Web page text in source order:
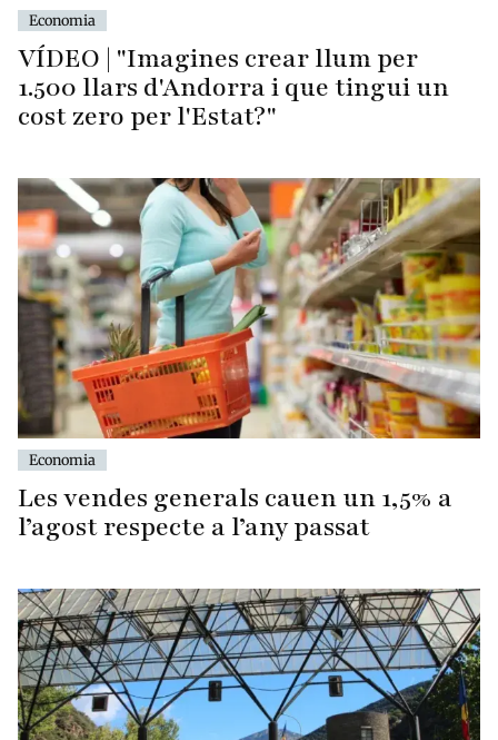
Economia
VÍDEO | "Imagines crear llum per
1.500 llars d'Andorra i que tingui un
cost zero per l'Estat?"
Economia
Les vendes generals cauen un 1,5% a
l’agost respecte a l’any passat